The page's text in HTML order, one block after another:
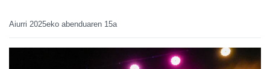
Aiurri 2025eko abenduaren 15a